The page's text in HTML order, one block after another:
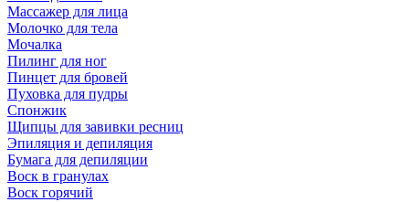
Массажер для лица
Молочко для тела
Мочалка
Пилинг для ног
Пинцет для бровей
Пуховка для пудры
Спонжик
Щипцы для завивки ресниц
Эпиляция и депиляция
Бумага для депиляции
Воск в гранулах
Воск горячий